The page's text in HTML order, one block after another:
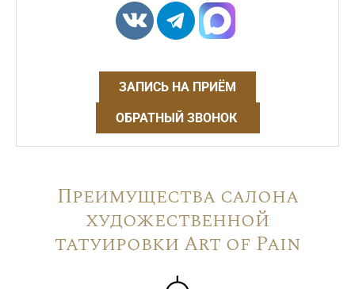
ЗАПИСЬ НА ПРИЁМ
ОБРАТНЫЙ ЗВОНОК
Преимущества салона
художественной
татуировки Art of Pain